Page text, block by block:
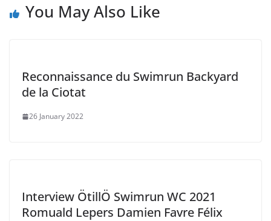
You May Also Like
Reconnaissance du Swimrun Backyard
de la Ciotat
26 January 2022
Interview ÖtillÖ Swimrun WC 2021
Romuald Lepers Damien Favre Félix